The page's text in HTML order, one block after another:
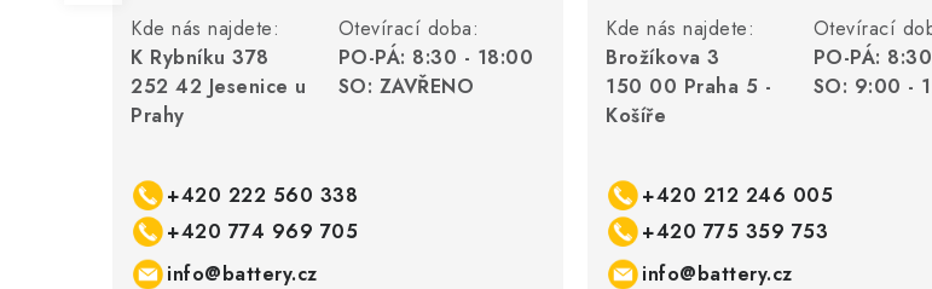
Kde nás najdete:
K Rybníku 378
252 42 Jesenice u
Prahy
Otevírací doba:
PO-PÁ: 8:30 - 18:00
SO: ZAVŘENO
+420 222 560 338
+420 774 969 705
info@battery.cz
Kde nás najdete:
Brožíkova 3
150 00 Praha 5 -
Košíře
Otevírací
PO-PÁ:
SO: 9:00 -
+420 212 246 005
+420 775 359 753
info@battery.cz